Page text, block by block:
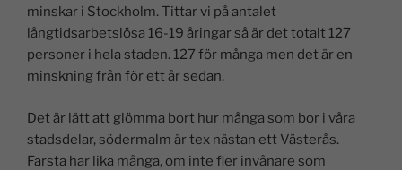
minskar i Stockholm. Tittar vi på antalet
långtidsarbetslösa 16-19 åringar så är det totalt 127
personer i hela staden. 127 för många men det är en
minskning från för ett år sedan.
Det är lätt att glömma bort hur många som bor i våra
stadsdelar, södermalm är tex nästan ett Västerås.
Farsta har lika många, om inte fler invånare som